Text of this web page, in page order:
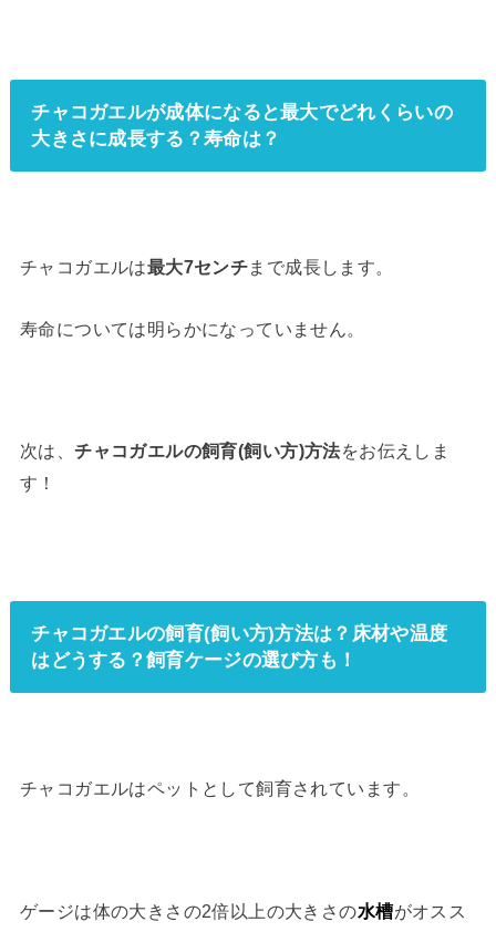
チャコガエルが成体になると最大でどれくらいの
大きさに成長する？寿命は？
チャコガエルは最大7センチまで成長します。
寿命については明らかになっていません。
次は、チャコガエルの飼育(飼い方)方法をお伝えしま
す！
チャコガエルの飼育(飼い方)方法は？床材や温度
はどうする？飼育ケージの選び方も！
チャコガエルはペットとして飼育されています。
ゲージは体の大きさの2倍以上の大きさの水槽がオスス